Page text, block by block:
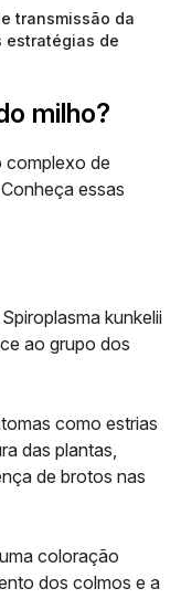
transmissão da
estratégias de
milho?
complexo de
essas
kunkelii
ao grupo dos
como estrias
das plantas,
de brotos nas
coloração
dos colmos e a